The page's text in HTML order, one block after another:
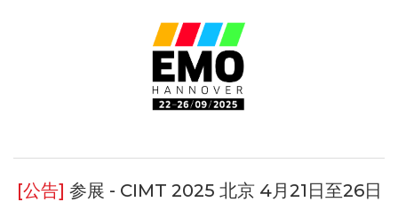
参展 - CIMT 2025 北京 4月21日至26日